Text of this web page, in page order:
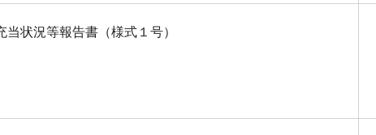
状況等報告書（様式１号）